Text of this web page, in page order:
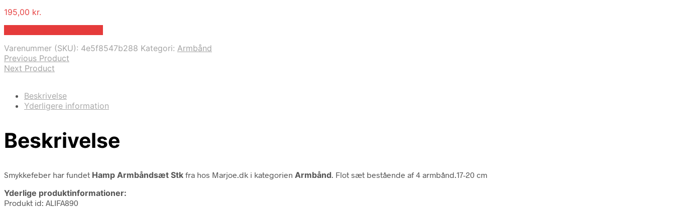
195,00 kr.
Varenummer (SKU): 4e5f8547b288 Kategori: Armbånd
Previous Product
Next Product
Beskrivelse
Yderligere information
Beskrivelse
Smykkefeber har fundet Hamp Armbåndsæt Stk fra hos Marjoe.dk i kategorien Armbånd . Flot sæt bestående af 4 armbånd.17-20 cm
Yderlige produktinformationer:
Produkt id: ALIFA890